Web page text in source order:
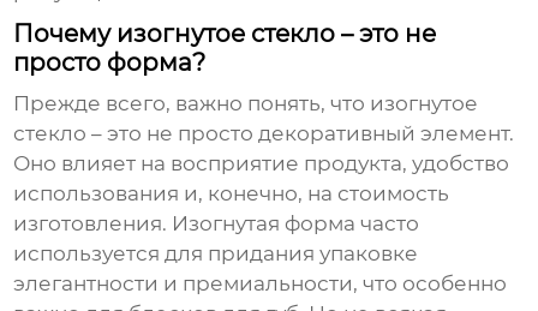
Почему изогнутое стекло – это не
просто форма?
Прежде всего, важно понять, что изогнутое
стекло – это не просто декоративный элемент.
Оно влияет на восприятие продукта, удобство
использования и, конечно, на стоимость
изготовления. Изогнутая форма часто
используется для придания упаковке
элегантности и премиальности, что особенно